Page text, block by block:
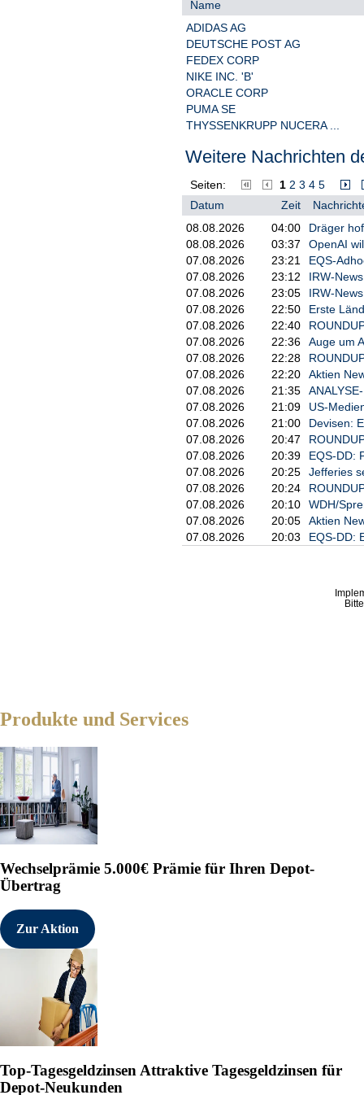
gegenüber und zu dieser
Die Fed steckte vor dem
Daten in einer Zwickmühle.
die Fed zuletzt hatte eingehen
inflationäre Gefahrenlage gebe,
ausgesendet. Kater findet, die
Tun intakt bleibt.
Die Fed hat ihre Entscheidung
spannend mit den
Von der EZB werden so schnell
Abseits der Erwartungen in
Wie die Nachrichtenagentur
vertraute Personen berichtete,
für einige der Rechenzentren für
verschoben, vor allem wegen
Der Dax rutschte daraufhin im
Nach der langen Rally vieler KI-
Unternehmen angesichts
KI-Geschäften Geld verdienen
Bevor die Anleger ihre Bücher
vor Weihnachten am
Terminbörsen. An diesen Tagen
Ausschläge nicht selten, weil
vorteilhafte Richtung zu bewegen.
Was deutsche Unternehmen
Zahlen von Nike und Fedex zu
oder DHL bewegen. Hierzulande
Mittwoch sowie Douglas am
--- Von Timo Hausdorf, dpa-AFX
Name
ADIDAS AG
DEUTSCHE POST AG
FEDEX CORP
NIKE INC. 'B'
ORACLE CORP
PUMA SE
THYSSENKRUPP NUCERA ...
Weitere Nachrichten
Seiten: 1 2 3 4 5
Datum
Zeit
08.08.2026
04:00
Dräger
08.08.2026
03:37
OpenAI
07.08.2026
23:21
EQS-
07.08.2026
23:12
IRW-
07.08.2026
23:05
IRW-
07.08.2026
22:50
Erste
07.08.2026
22:40
07.08.2026
22:36
Auge um
07.08.2026
22:28
07.08.2026
22:20
Aktien
07.08.2026
21:35
07.08.2026
21:09
US-
07.08.2026
21:00
Devisen:
07.08.2026
20:47
07.08.2026
20:39
EQS-DD:
07.08.2026
20:25
Jefferies
07.08.2026
20:24
07.08.2026
20:10
WDH/
07.08.2026
20:05
Aktien
07.08.2026
20:03 EQS-DD:
Produkte und Services
Wechselprämie 5.000€ Prämie für Ihren Depot-
Übertrag
Zur Aktion
Top-Tagesgeldzinsen Attraktive Tagesgeldzinsen für
Depot-Neukunden